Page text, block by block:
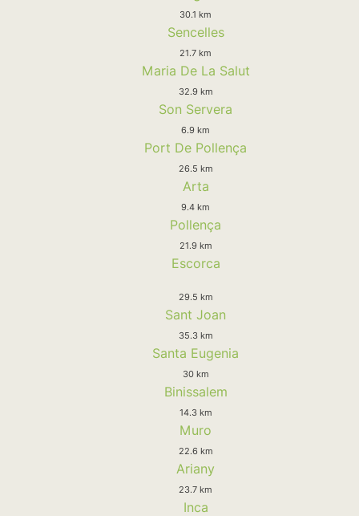
30.1 km
Sencelles
21.7 km
Maria De La Salut
32.9 km
Son Servera
6.9 km
Port De Pollença
26.5 km
Arta
9.4 km
Pollença
21.9 km
Escorca
29.5 km
Sant Joan
35.3 km
Santa Eugenia
30 km
Binissalem
14.3 km
Muro
22.6 km
Ariany
23.7 km
Inca